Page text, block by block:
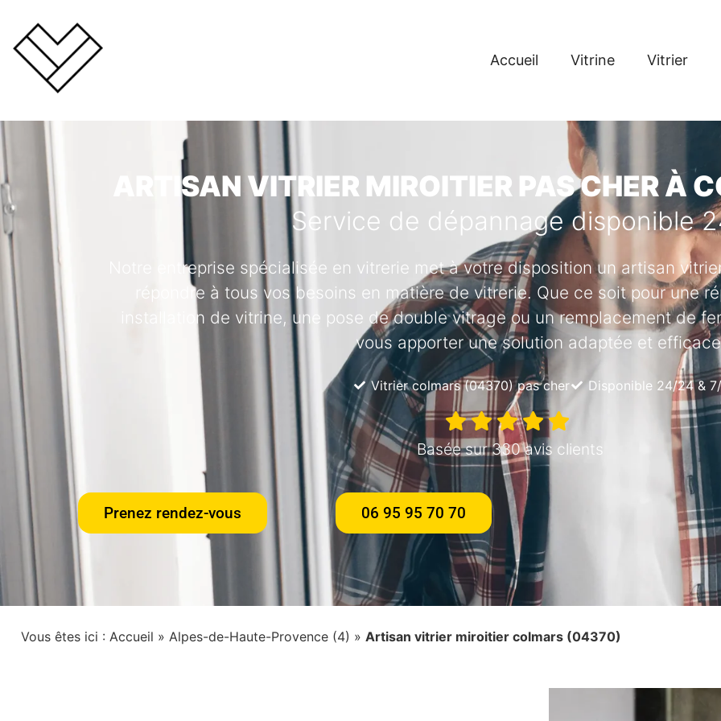
Accueil Vitrine Vitrier
ARTISAN VITRIER MIROITIER PAS CHER
Service de dépannage disponible
Notre entreprise spécialisée en vitrerie met à votre disposition un artisan
répondre à tous vos besoins en matière de vitrerie. Que ce soit pour une
installation de vitrine, une pose de double vitrage ou un remplacement de
vous apporter une solution adaptée et
Vitrier colmars (04370) pas cher Disponible 24/24 &
Basée sur 330 avis clients
Prenez rendez-vous 06 95 95 70 70
Vous êtes ici : Accueil » Alpes-de-Haute-Provence (4) » Artisan vitrier miroitier colmars (04370)